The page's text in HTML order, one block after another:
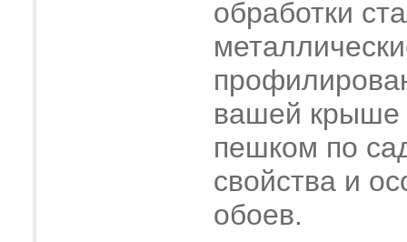
обработки
вашей крыше
пешком по
свойства и
обоев.